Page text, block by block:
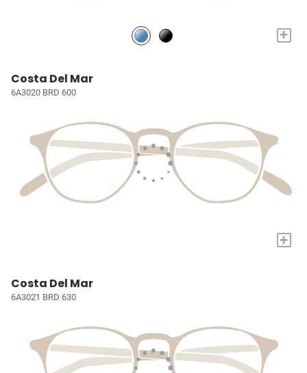
+
Costa Del Mar
6A3020 BRD 600
+
Costa Del Mar
6A3021 BRD 630